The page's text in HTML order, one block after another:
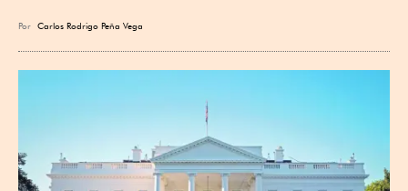
Por Carlos Rodrigo Peña Vega